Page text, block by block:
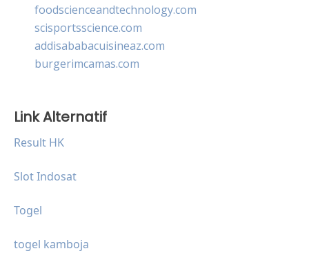
foodscienceandtechnology.com
scisportsscience.com
addisababacuisineaz.com
burgerimcamas.com
Link Alternatif
Result HK
Slot Indosat
Togel
togel kamboja